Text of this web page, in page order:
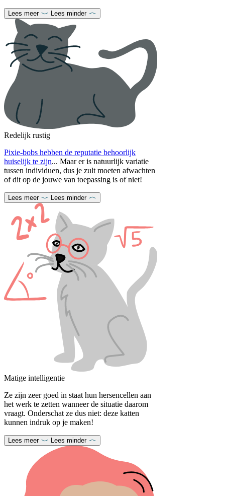
Lees meer Lees minder
Redelijk rustig
Pixie-bobs hebben de reputatie behoorlijk
huiselijk te zijn... Maar er is natuurlijk variatie
tussen individuen, dus je zult moeten afwachten
of dit op de jouwe van toepassing is of niet!
Lees meer Lees minder
Matige intelligentie
Ze zijn zeer goed in staat hun hersencellen aan
het werk te zetten wanneer de situatie daarom
vraagt. Onderschat ze dus niet: deze katten
kunnen indruk op je maken!
Lees meer Lees minder